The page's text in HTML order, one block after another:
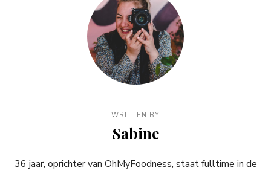
WRITTEN BY
Sabine
36 jaar, oprichter van OhMyFoodness, staat fulltime in de